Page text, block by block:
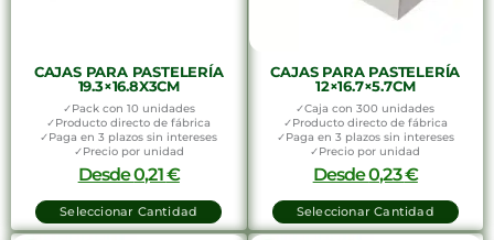
CAJAS PARA PASTELERÍA
19.3×16.8X3CM
✓Pack con 10 unidades
✓Producto directo de fábrica
✓Paga en 3 plazos sin intereses
✓Precio por unidad
Desde0,21€
Seleccionar Cantidad
CAJAS PARA PASTELERÍA
12×16.7×5.7CM
✓Caja con 300 unidades
✓Producto directo de fábrica
✓Paga en 3 plazos sin intereses
✓Precio por unidad
Desde0,23€
Seleccionar Cantidad